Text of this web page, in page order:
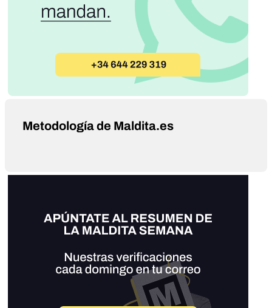
Metodología de Maldita.es